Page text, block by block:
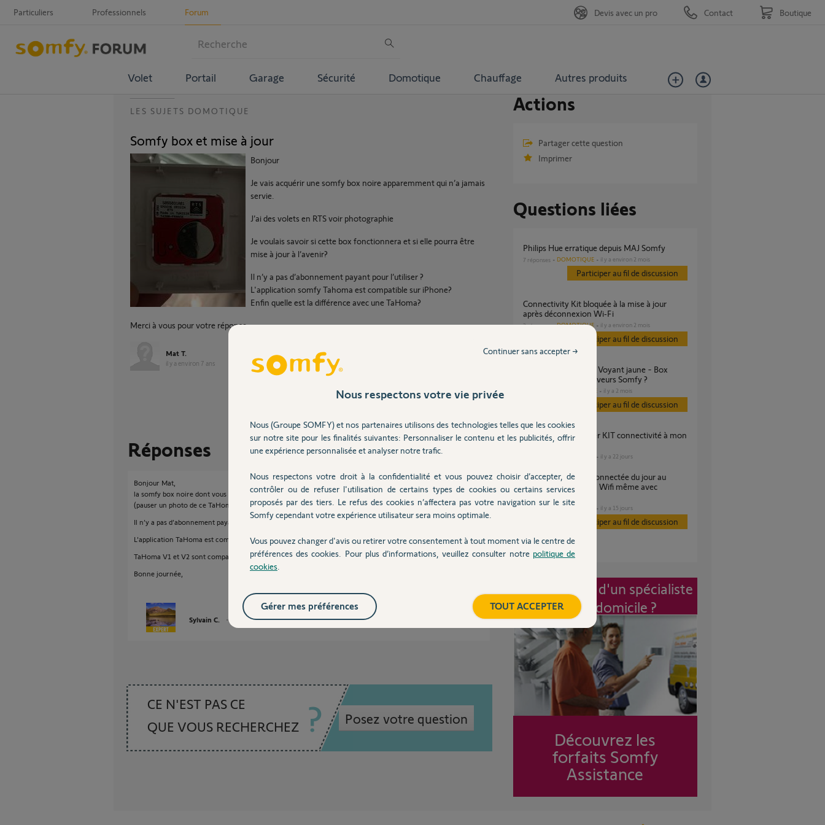
Particuliers Professionnels Forum
Volet Portail Garage Sécurité Domotique Chauffage Autres produits
Devis avec un pro Contact Boutique
LES SUJETS DOMOTIQUE
Somfy box et mise à jour
Bonjour
Je vais acquérir une somfy box noire apparemment qui n’a jamais
servie.
J’ai des volets en RTS voir photographie
Je voulais savoir si cette box fonctionnera et si elle pourra être
mise à jour à l’avenir?
Il n’y a pas d’abonnement payant pour l’utiliser ?
L'application somfy Tahoma est compatible sur iPhone?
Enfin quelle est la différence avec une TaHoma?
Merci à vous pour votre réponse
Mat T.
il y a environ 7 ans
Partager cette question
Participer au fil de discussion
Réponses
Bonjour Mat,
la somfy box noire dont vous parlez est sans doute un TaHoma V1.
(pauser un photo de ce TaHoma et indiquer le code pin de ce dernier).
Il n’y a pas d’abonnement payant pour l’utilisation.
L'application TaHoma est compatible sur iPhone.
TaHoma V1 et V2 sont compatibles avec vos volets RTS.
Bonne journée,
Sylvain C. il y a environ 7 ans
CE N'EST PAS CE
QUE VOUS RECHERCHEZ
Posez votre question
Actions
Partager cette question
Imprimer
Questions liées
Philips Hue erratique depuis MAJ Somfy
7 réponses DOMOTIQUE il y a environ 2 mois
Participer au fil de discussion
Connectivity Kit bloquée à la mise à jour
après déconnexion Wi‑Fi
2réponses DOMOTIQUE il y a environ 2 mois
Participer au fil de discussion
deconnectee des serveurs Somfy ?
DOMOTIQUE il y a 2 mois
Participer au fil de discussion
Impossible connecter KIT connectivité à mon
tel et à ma box
il y a 22 jours
TaHoma Switch déconnectée du jour au
lendemain, échec en Wifi même avec
DOMOTIQUE il y a 15 jours
Participer au fil de discussion
Intervention d'un spécialiste
à mon domicile ?
Découvrez les
forfaits Somfy
Assistance
Nous respectons votre vie privée
Nous (Groupe SOMFY) et nos partenaires utilisons des technologies telles que les cookies
sur notre site pour les finalités suivantes: Personnaliser le contenu et les publicités, offrir
une expérience personnalisée et analyser notre trafic.
Nous respectons votre droit à la confidentialité et vous pouvez choisir d’accepter, de
contrôler ou de refuser l'utilisation de certains types de cookies ou certains services
proposés par des tiers. Le refus des cookies n’affectera pas votre navigation sur le site
Somfy cependant votre expérience utilisateur sera moins optimale.
Vous pouvez changer d'avis ou retirer votre consentement à tout moment via le centre de
préférences des cookies. Pour plus d’informations, veuillez consulter notre politique de
cookies
Continuer sans accepter →
TOUT ACCEPTER
Gérer mes préférences